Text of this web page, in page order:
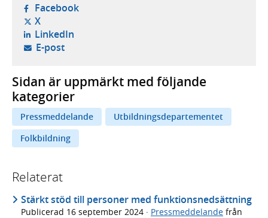
Facebook- öppnas i ny flik, extern webbplats,
X- öppnas i ny flik, extern webbplats,
LinkedIn- öppnas i ny flik, extern webbplats,
E-post- öppnar din e-postklient,
Sidan är uppmärkt med följande
kategorier
Pressmeddelande
Utbildningsdepartementet
Folkbildning
Relaterat
Stärkt stöd till personer med funktionsnedsättning
Publicerad 16 september 2024 · Pressmeddelande från